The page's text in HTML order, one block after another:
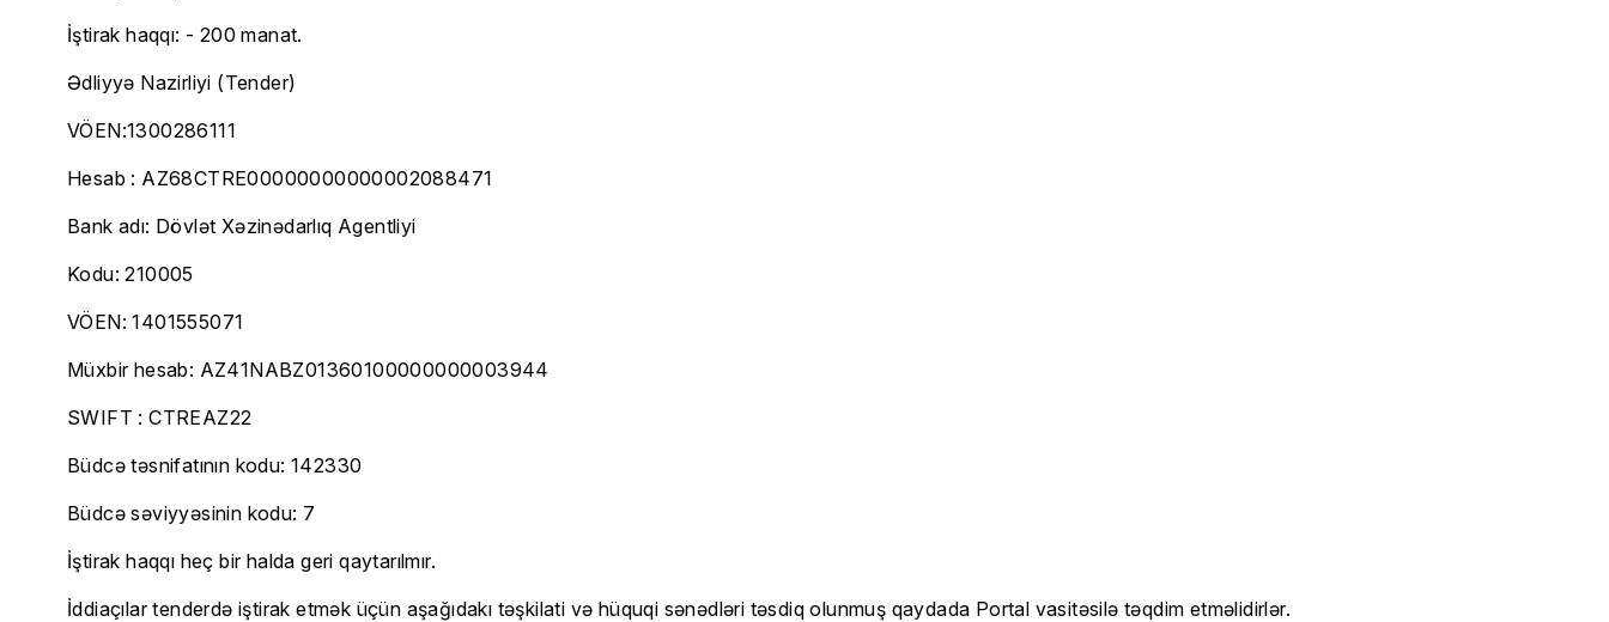
İştirak haqqı: - 200 manat.
Ədliyyə Nazirliyi (Tender)
VÖEN:1300286111
Hesab : AZ68CTRE00000000000002088471
Bank adı: Dövlət Xəzinədarlıq Agentliyi
Kodu: 210005
VÖEN: 1401555071
Müxbir hesab: AZ41NABZ01360100000000003944
SWIFT : CTREAZ22
Büdcə təsnifatının kodu: 142330
Büdcə səviyyəsinin kodu: 7
İştirak haqqı heç bir halda geri qaytarılmır.
İddiaçılar tenderdə iştirak etmək üçün aşаğıdakı təşkilati və hüquqi sənədləri təsdiq olunmuş qaydada Portal vasitəsilə təqdim etməlidirlər.